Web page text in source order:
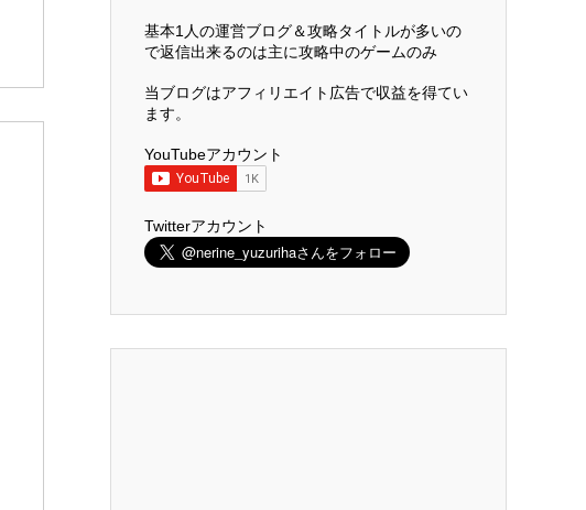
基本1人の運営ブログ＆攻略タイトルが多いの
で返信出来るのは主に攻略中のゲームのみ
当ブログはアフィリエイト広告で収益を得てい
ます。
YouTubeアカウント
Twitterアカウント